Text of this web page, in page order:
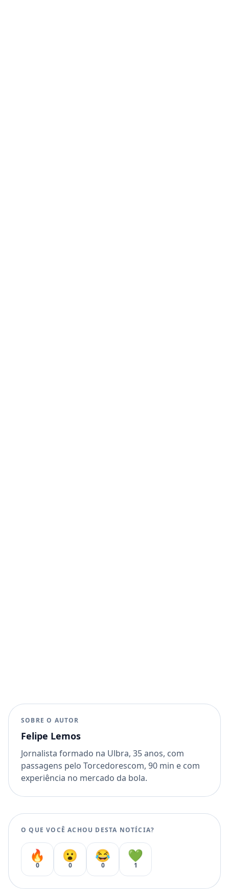
SOBRE O AUTOR
Felipe Lemos
Jornalista formado na Ulbra, 35 anos, com
passagens pelo Torcedorescom, 90 min e com
experiência no mercado da bola.
O QUE VOCÊ ACHOU DESTA NOTÍCIA?
🔥
0
😮
0
😂
0
💚
1